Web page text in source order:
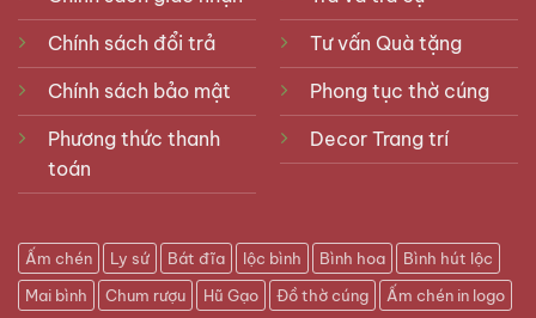
Bát nắp dùng để đựng gạo, muối, nước dâng hương
Nhiều gia đình thường sử dụng bát nắp để thay
cho kỷ thờ để đựng gạo, muối, nước để dâng lên
bàn thờ gia tiên, bàn thờ Phật hay bàn thờ Thần
Chính sách đổi trả
Chính sách bảo mật
Phương thức thanh
toán
Tư vấn Quà tặng
Phong tục thờ cúng
Decor Trang trí
Ấm chén Ly sứ Bát đĩa lộc bình Bình hoa
Bình hút lộc
Mai bình
Chum rượu Hũ Gạo Đồ thờ cúng Ấm chén in logo